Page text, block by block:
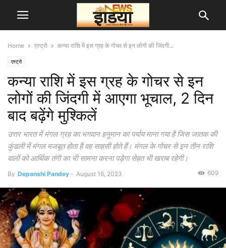
Home एस्ट्रो कन्या राशि में इस ग्रह के गोचर से इन लोगों की जिंदगी...
एस्ट्रो
कन्या राशि में इस ग्रह के गोचर से इन
लोगों की जिंदगी में आएगा भूचाल, 2 दिन
बाद बढ़ेंगे मुश्किलें
उत्तर भारत में मंगल ग्रह का भगवान हनुमान का पर्याय माना गया है जिस जातक की
कुंडली में मंगल मजबूत होता है वह साहसी होते हैं। मंगल के गोचर से इन तीन राशि
वालों को आर्थिक तंगी का भी सामना करना पड़ेगा सेहत भी खराब रहेगी।
By Depanshi Pandey - August 16, 2023 609